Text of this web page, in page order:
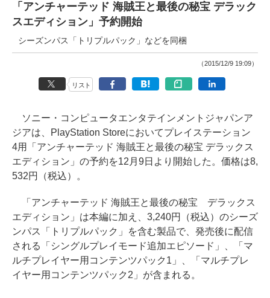
「アンチャーテッド 海賊王と最後の秘宝 デラック
スエディション」予約開始
シーズンパス「トリプルパック」などを同梱
（2015/12/9 19:09）
リスト
ソニー・コンピュータエンタテインメントジャパンア
ジアは、PlayStation Storeにおいてプレイステーション
4用「アンチャーテッド 海賊王と最後の秘宝 デラックス
エディション」の予約を12月9日より開始した。価格は8,
532円（税込）。
「アンチャーテッド 海賊王と最後の秘宝 デラックス
エディション」は本編に加え、3,240円（税込）のシーズ
ンパス「トリプルパック」を含む製品で、発売後に配信
される「シングルプレイモード追加エピソード」、「マ
ルチプレイヤー用コンテンツパック1」、「マルチプレ
イヤー用コンテンツパック2」が含まれる。